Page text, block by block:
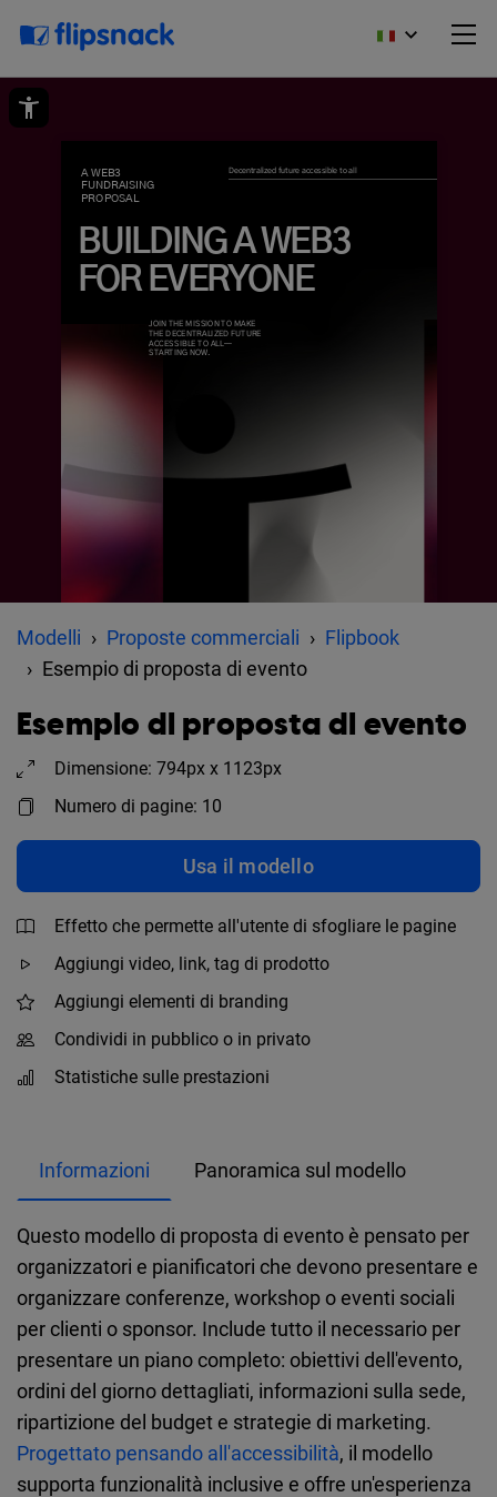
Modelli Proposte commerciali
Flipbook
Esempio di proposta di evento
Esempio di proposta di evento
Dimensione: 794px x 1123px
Numero di pagine: 10
Usa il modello
Effetto che permette all'utente di sfogliare le pagine
Aggiungi video, link, tag di prodotto
Aggiungi elementi di branding
Condividi in pubblico o in privato
Statistiche sulle prestazioni
Informazioni Panoramica sul modello
Questo modello di proposta di evento è pensato per
organizzatori e pianificatori che devono presentare e
organizzare conferenze, workshop o eventi sociali
per clienti o sponsor. Include tutto il necessario per
presentare un piano completo: obiettivi dell'evento,
ordini del giorno dettagliati, informazioni sulla sede,
ripartizione del budget e strategie di marketing.
Progettato pensando all'accessibilità, il modello
supporta funzionalità inclusive e offre un'esperienza